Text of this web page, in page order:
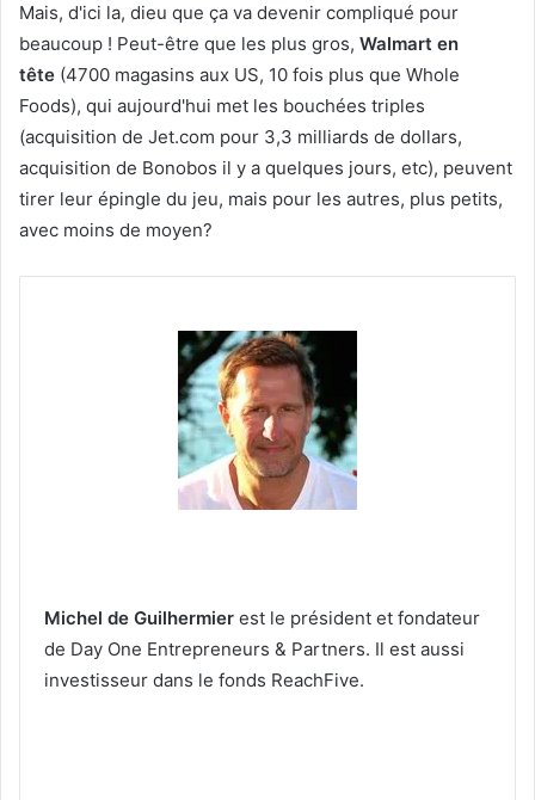
Mais, d'ici la, dieu que ça va devenir compliqué pour
beaucoup ! Peut-être que les plus gros, Walmart en
tête (4700 magasins aux US, 10 fois plus que Whole
Foods), qui aujourd'hui met les bouchées triples
(acquisition de Jet.com pour 3,3 milliards de dollars,
acquisition de Bonobos il y a quelques jours, etc), peuvent
tirer leur épingle du jeu, mais pour les autres, plus petits,
avec moins de moyen?
Michel de Guilhermier est le président et fondateur
de Day One Entrepreneurs & Partners. Il est aussi
investisseur dans le fonds ReachFive.